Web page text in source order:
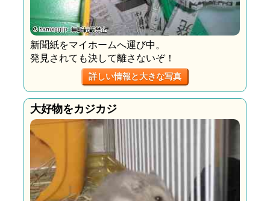
新聞紙をマイホームへ運び中。
発見されても決して離さないぞ！
詳しい情報と大きな写真
大好物をカジカジ